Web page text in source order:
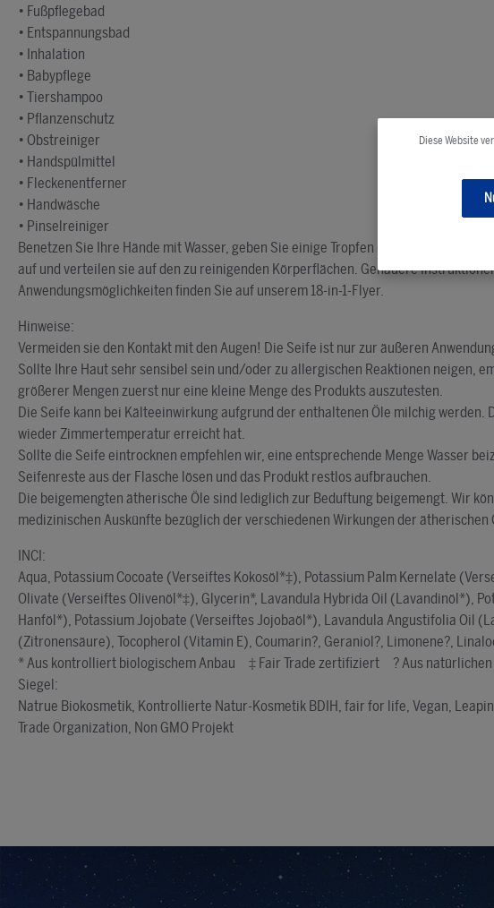
• Fußpflegebad
• Entspannungsbad
• Inhalation
• Babypflege
• Tiershampoo
• Pflanzenschutz
• Obstreiniger
• Handspülmittel
• Fleckenentferner
• Handwäsche
• Pinselreiniger
Benetzen Sie Ihre Hände mit Wasser, geben Sie einige Tropfen (ca. 4-5) auf Ihre
auf und verteilen sie auf den zu reinigenden Körperflächen. Genauere
Anwendungsmöglichkeiten finden Sie auf unserem 18-in-1-Flyer.
Hinweise:
Vermeiden sie den Kontakt mit den Augen! Die Seife ist nur zur äußeren
Sollte Ihre Haut sehr sensibel sein und/oder zu allergischen Reaktionen neigen,
größerer Mengen zuerst nur eine kleine Menge des Produkts auszutesten.
Die Seife kann bei Kälteeinwirkung aufgrund der enthaltenen Öle milchig werden.
wieder Zimmertemperatur erreicht hat.
Sollte die Seife eintrocknen empfehlen wir, eine entsprechende Menge Wasser
Seifenreste aus der Flasche lösen und das Produkt restlos aufbrauchen.
Die beigemengten ätherische Öle sind lediglich zur Beduftung beigemengt. Wir
medizinischen Auskünfte bezüglich der verschiedenen Wirkungen der ätherischen
INCI:
Aqua, Potassium Cocoate (Verseiftes Kokosöl*‡), Potassium Palm Kernelate
Olivate (Verseiftes Olivenöl*‡), Glycerin*, Lavandula Hybrida Oil (Lavandinöl*),
Hanföl*), Potassium Jo­jobate (Verseiftes Jojobaöl*), Lavandula Angustifolia Oil
(Zitronensäure), Tocopherol (Vitamin E), Coumarin?, Geraniol?, Limonene?,
* Aus kontrolliert biologischem Anbau ‡ Fair Trade zertifiziert ? Aus natürlichen
Siegel:
Natrue Biokosmetik, Kontrollierte Natur-Kosmetik BDIH, fair for life, Vegan,
Trade Organization, Non GMO Projekt
Diese Website